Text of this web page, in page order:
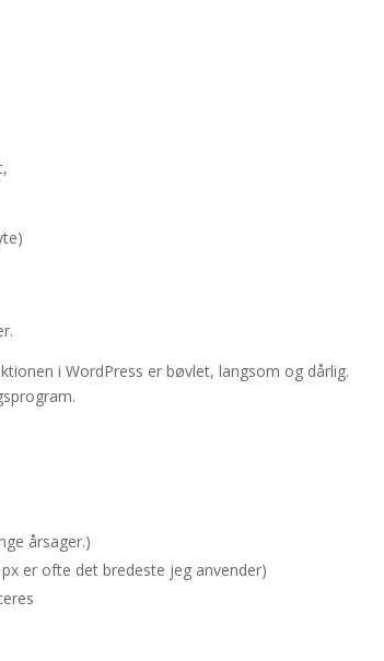
i WordPress er bøvlet, langsom og dårlig.
årsager.)
er ofte det bredeste jeg anvender)